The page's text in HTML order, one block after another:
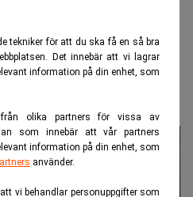
tekniker för att du ska få en så bra
Det innebär att vi lagrar
information på din enhet, som
olika partners för vissa av
som innebär att vår partners
information på din enhet, som
använder.
vi behandlar personuppgifter som